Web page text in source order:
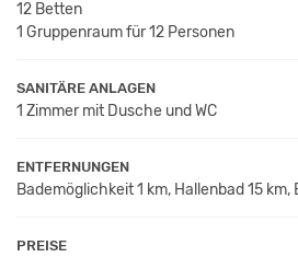
12 Betten
1 Gruppenraum für 12 Personen
SANITÄRE ANLAGEN
1 Zimmer mit Dusche und WC
ENTFERNUNGEN
Bademöglichkeit 1 km, Hallenbad 15
PREISE